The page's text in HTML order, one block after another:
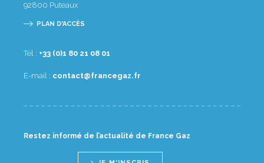
92800 Puteaux
PLAN D'ACCÈS
Tél : 10 80 12 08 1(0) 33+
E-mail : rf.zagecnarf@tcatnoc
Restez informé de l’actualité de France Gaz